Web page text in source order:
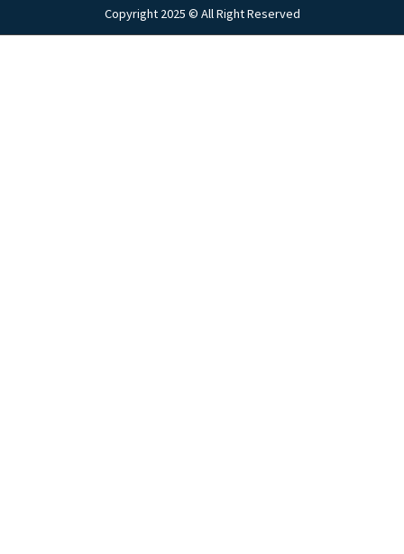
Copyright 2025 © All Right Reserved